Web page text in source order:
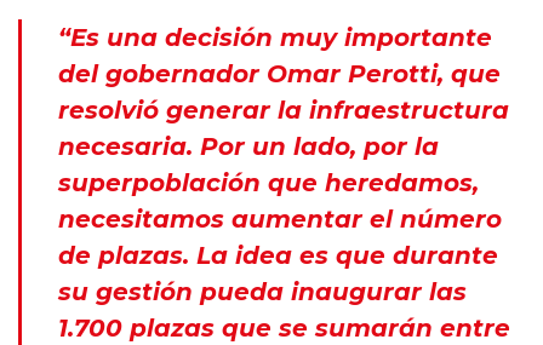
“Es una decisión muy importante
del gobernador Omar Perotti, que
resolvió generar la infraestructura
necesaria. Por un lado, por la
superpoblación que heredamos,
necesitamos aumentar el número
de plazas. La idea es que durante
su gestión pueda inaugurar las
1.700 plazas que se sumarán entre